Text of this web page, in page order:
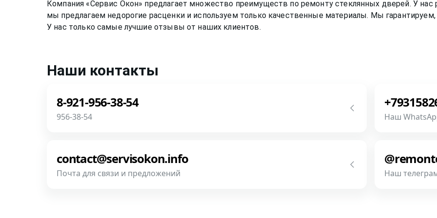
Компания «Сервис Окон» предлагает множество преимуществ по ремонту стеклянных дверей. У нас
мы предлагаем недорогие расценки и используем только качественные материалы. Мы
У нас только самые лучшие отзывы от наших клиентов.
Наши контакты
8-921-956-38-54
956-38-54
Позвонить
Наш
фотографии,
contact@servisokon.info
Почта для связи и предложений Наш